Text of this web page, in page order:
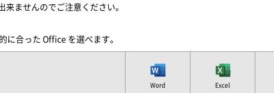
ませんのでご注意ください。
に合った Office を選べます。
Word Excel